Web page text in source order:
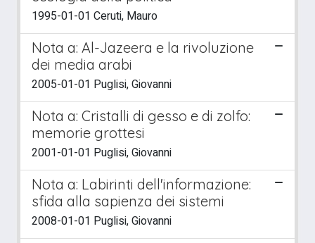
1995-01-01 Ceruti, Mauro
Nota a: Al-Jazeera e la rivoluzione
dei media arabi
2005-01-01 Puglisi, Giovanni
Nota a: Cristalli di gesso e di zolfo:
memorie grottesi
2001-01-01 Puglisi, Giovanni
Nota a: Labirinti dell'informazione:
sfida alla sapienza dei sistemi
2008-01-01 Puglisi, Giovanni